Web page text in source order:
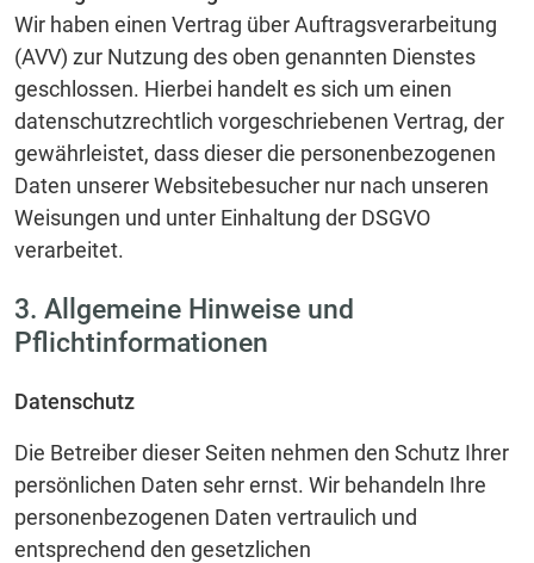
Wir haben einen Vertrag über Auftragsverarbeitung
(AVV) zur Nutzung des oben genannten Dienstes
geschlossen. Hierbei handelt es sich um einen
datenschutzrechtlich vorgeschriebenen Vertrag, der
gewährleistet, dass dieser die personenbezogenen
Daten unserer Websitebesucher nur nach unseren
Weisungen und unter Einhaltung der DSGVO
verarbeitet.
3. Allgemeine Hinweise und
Pflichtinformationen
Datenschutz
Die Betreiber dieser Seiten nehmen den Schutz Ihrer
persönlichen Daten sehr ernst. Wir behandeln Ihre
personenbezogenen Daten vertraulich und
entsprechend den gesetzlichen